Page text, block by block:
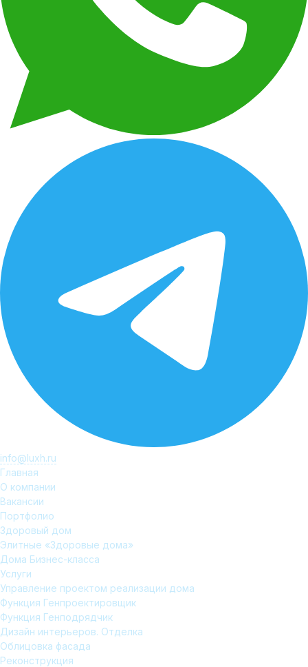
info@luxh.ru
Главная
О компании
Вакансии
Портфолио
Здоровый дом
Элитные «Здоровые дома»
Дома Бизнес-класса
Услуги
Управление проектом реализации дома
Функция Генпроектировщик
Функция Генподрядчик
Дизайн интерьеров. Отделка
Облицовка фасада
Реконструкция